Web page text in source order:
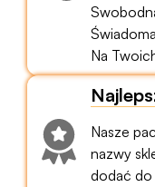
Na
Nasze
nazwy
dodać do